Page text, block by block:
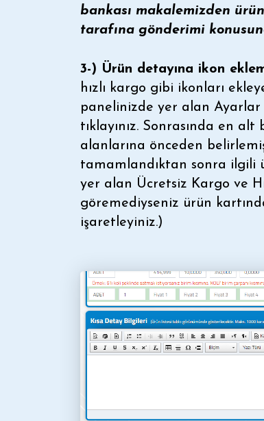
bankası makalemizden
tarafına gönderimi
3-) Ürün detayına ikon
hızlı kargo gibi ikonları
panelinizde yer alan Ayarlar
tıklayınız. Sonrasında en
alanlarına önceden
tamamlandıktan sonra ilgili
yer alan Ücretsiz Kargo ve
göremediyseniz ürün
işaretleyiniz.)